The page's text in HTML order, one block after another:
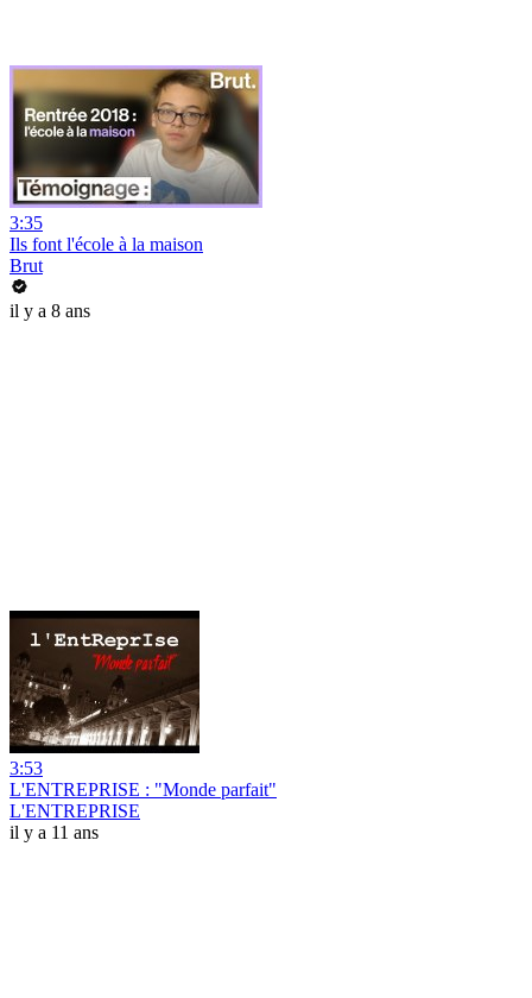
3:35
Ils font l'école à la maison
Brut
il y a 8 ans
3:53
L'ENTREPRISE : "Monde parfait"
L'ENTREPRISE
il y a 11 ans